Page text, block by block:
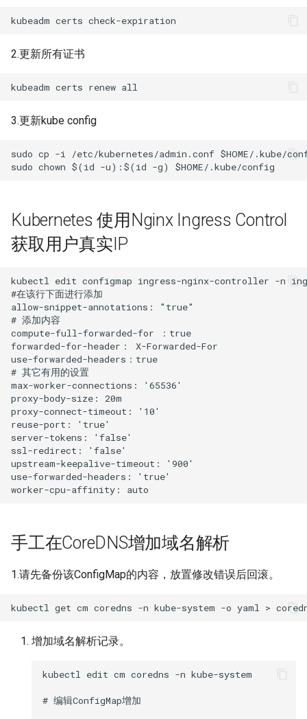
2.更新所有证书
3.更新kube config
sudo cp -i /etc/kubernetes/admin.conf $HOME/.kube/
Kubernetes 使用Nginx Ingress Control
获取用户真实IP
kubectl edit configmap ingress-nginx-controller -n
#在该行下面进行添加
allow-snippet-annotations: "true"
# 添加内容
compute-full-forwarded-for ：true
forwarded-for-header： X-Forwarded-For
use-forwarded-headers：true
# 其它有用的设置
max-worker-connections: '65536'
proxy-body-size: 20m
proxy-connect-timeout: '10'
reuse-port: 'true'
server-tokens: 'false'
ssl-redirect: 'false'
upstream-keepalive-timeout: '900'
use-forwarded-headers: 'true'
手工在CoreDNS增加域名解析
1.请先备份该ConfigMap的内容，放置修改错误后回滚。
增加域名解析记录。
kubectl edit cm coredns -n kube-system
# 编辑ConfigMap增加